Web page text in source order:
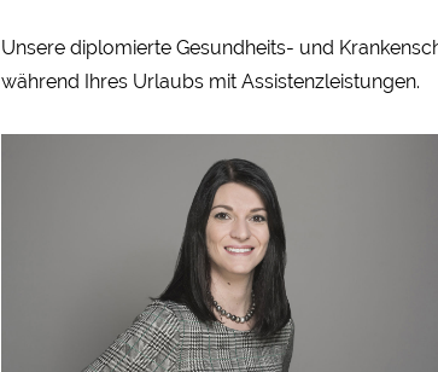
Unsere diplomierte Gesundheits- und
während Ihres Urlaubs mit Assistenzleistungen.